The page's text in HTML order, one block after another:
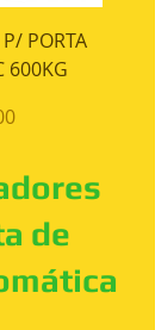
PORTA
600KG
de